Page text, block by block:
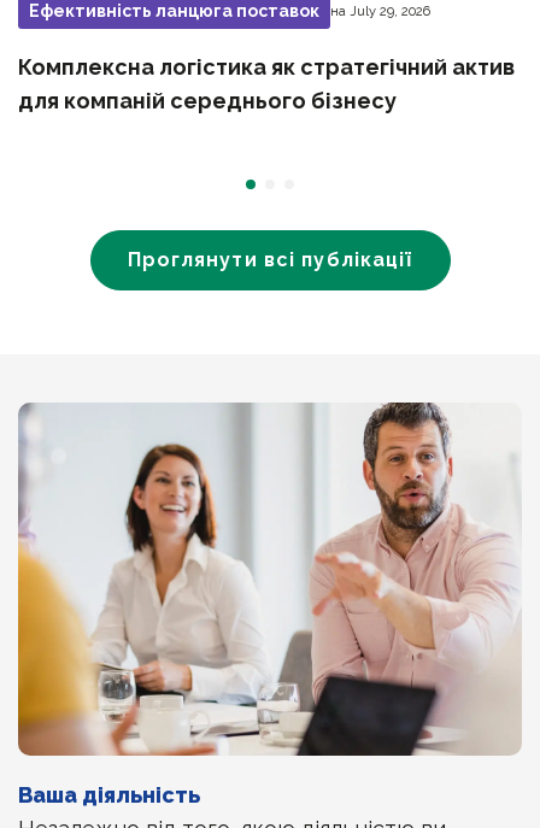
Ефективність ланцюга поставок на July 29, 2026
Комплексна логістика як стратегічний актив
для компаній середнього бізнесу
Проглянути всі публікації
Ваша діяльність